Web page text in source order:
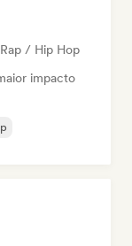
/ Hip Hop
impacto